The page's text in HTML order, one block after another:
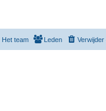
Leden
Het team